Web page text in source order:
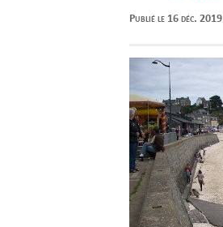
Publié le 16 déc. 2019